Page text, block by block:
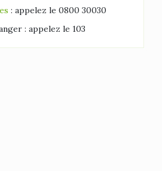
: appelez le 0800 30030
: appelez le 103